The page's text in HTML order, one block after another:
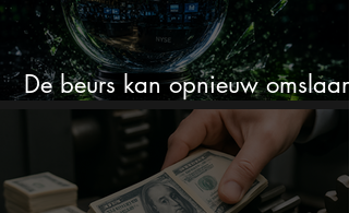
De beurs kan opnieuw omslaan
volgens dit historische patroon